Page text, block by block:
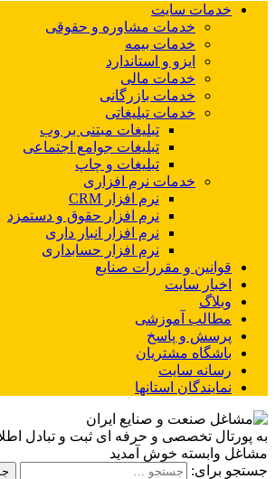
خدمات سایت
خدمات مشاوره و حقوقی
خدمات بیمه
ایزو و استاندارد
خدمات مالی
خدمات بازرگانی
خدمات تبلیغاتی
تبلیغات مبتنی بر وب
تبلیغات جوامع اجتماعی
تبلیغات و چاپ
خدمات نرم افزاری
نرم افزار CRM
نرم افزار حقوق و دستمزد
نرم افزار انبار داری
نرم افزار حسابداری
قوانین و مقررات صنایع
اخبار سایت
وبلاگ
مطالب آموزشی
پرسش و پاسخ
باشگاه مشتریان
رسانه سایت
نمایندگان استانها
به پورتال تخصصی و حرفه ای ثبت و تبادل
مشاغل وابسته خوش آمدید
جستجو برای: